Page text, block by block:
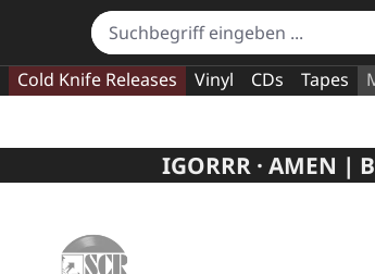
Cold Knife Releases Vinyl CDs Tapes
IGORRR · AMEN |